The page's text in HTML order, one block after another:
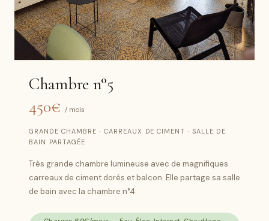
Chambre n°5
450€ / mois
GRANDE CHAMBRE · CARREAUX DE CIMENT · SALLE DE
BAIN PARTAGÉE
Très grande chambre lumineuse avec de magnifiques
carreaux de ciment dorés et balcon. Elle partage sa salle
de bain avec la chambre n°4.